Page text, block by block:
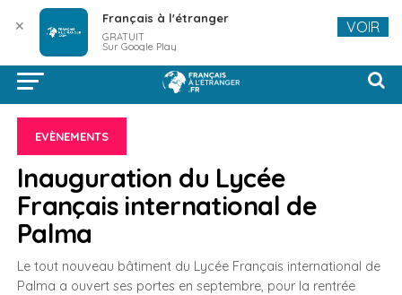
EVÈNEMENTS
Inauguration du Lycée
Français international de
Palma
Le tout nouveau bâtiment du Lycée Français international de
Palma a ouvert ses portes en septembre, pour la rentrée
✕ Français à l'étranger
GRATUIT
Sur Google Play
VOIR